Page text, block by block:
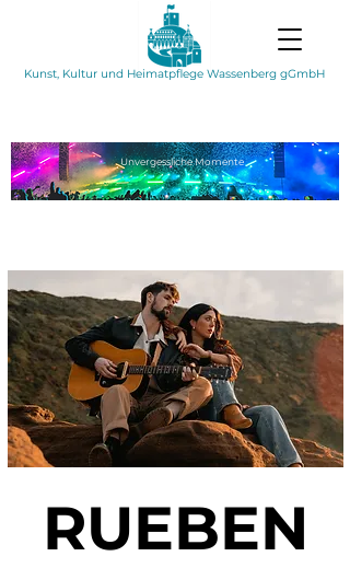
Kunst, Kultur und Heimatpflege Wassenberg gGmbH
UnvergesslicheMomente
RUEBEN